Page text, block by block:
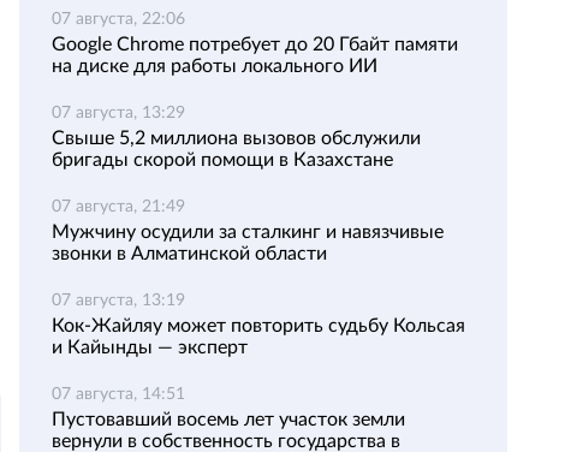
07 августа, 22:06
Google Chrome потребует до 20 Гбайт памяти
на диске для работы локального ИИ
07 августа, 13:29
Свыше 5,2 миллиона вызовов обслужили
бригады скорой помощи в Казахстане
07 августа, 21:49
Мужчину осудили за сталкинг и навязчивые
звонки в Алматинской области
07 августа, 13:19
Кок-Жайляу может повторить судьбу Кольсая
и Кайынды — эксперт
07 августа, 14:51
Пустовавший восемь лет участок земли
вернули в собственность государства в